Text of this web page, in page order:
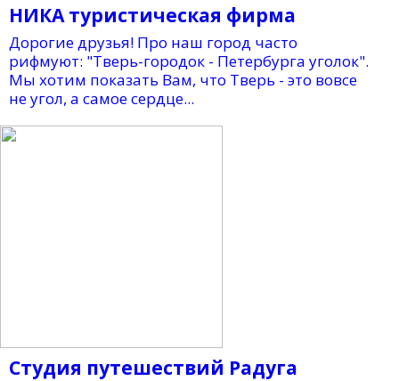
НИКА туристическая фирма
Дорогие друзья! Про наш город часто
рифмуют: "Тверь-городок - Петербурга уголок".
Мы хотим показать Вам, что Тверь - это вовсе
не угол, а самое сердце...
Студия путешествий Радуга